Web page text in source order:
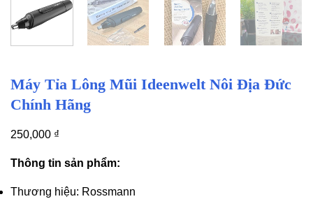
Máy Tỉa Lông Mũi Ideenwelt Nôi Địa Đức
Chính Hãng
250,000 ₫
Thông tin sản phẩm:
Thương hiệu: Rossmann